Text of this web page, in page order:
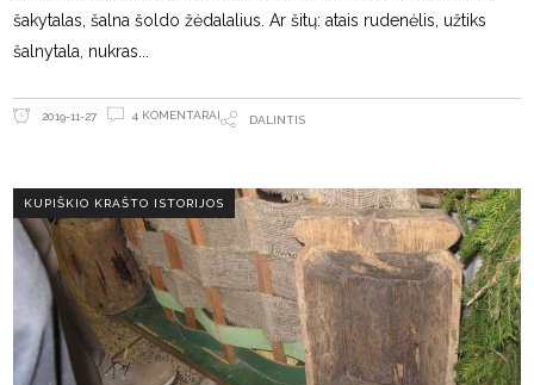
šakytalas, šalna šoldo žėdalalius. Ar šitų: atais rudenėlis, užtiks
šalnytala, nukras
2019-11-27 4 KOMENTARAI DALINTIS
KUPIŠKIO KRAŠTO ISTORIJOS